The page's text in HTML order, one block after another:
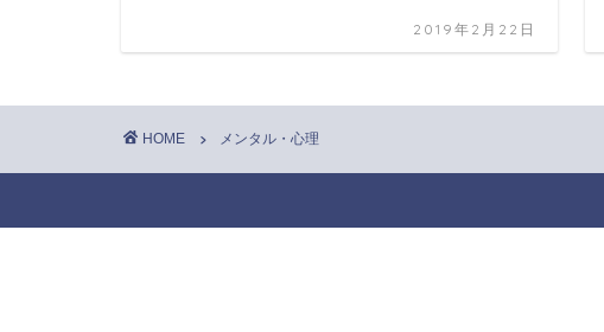
2019年2月22日
HOME メンタル・心理